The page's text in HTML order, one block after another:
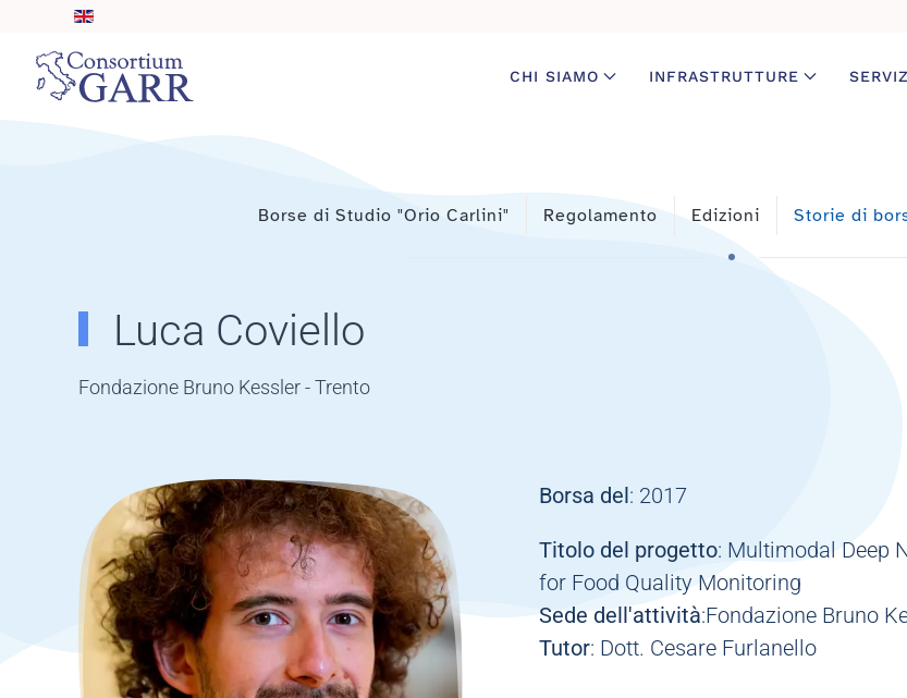
Skip to main content
CHI SIAMO INFRASTRUTTURE
Borse di Studio "Orio Carlini" Regolamento Edizioni Storie di
Luca Coviello
Fondazione Bruno Kessler - Trento
Borsa del: 2017
Titolo del progetto: Multimodal Deep
for Food Quality Monitoring
Sede dell'attività:Fondazione Bruno
Tutor: Dott. Cesare Furlanello